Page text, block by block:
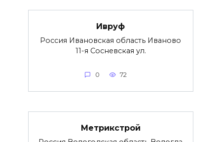
Ивруф
Россия Ивановская область Иваново
11-я Сосневская ул.
0 72
Метрикстрой